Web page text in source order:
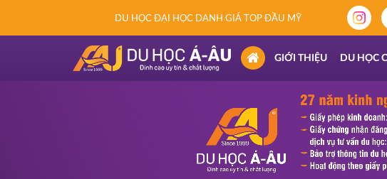
DU HỌC ĐẠI HỌC DANH GIÁ TOP ĐẦU MỸ
(CURRENT)
GIỚI THIỆU DU HỌC